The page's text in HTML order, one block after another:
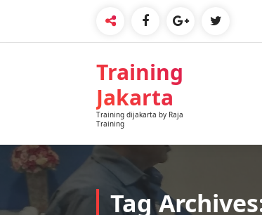
Training
Jakarta
Training dijakarta by Raja
Training
Tag